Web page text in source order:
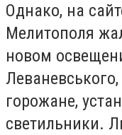
Однако, на
Мелитополя
новом
горожане,
светильники.